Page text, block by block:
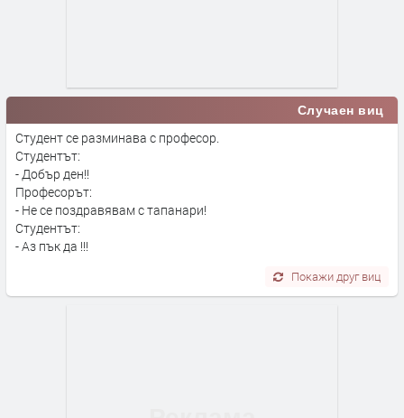
Случаен виц
Студент се разминава с професор.
Студентът:
- Добър ден!!
Професорът:
- Не се поздравявам с тапанари!
Студентът:
- Аз пък да !!!
Покажи друг виц